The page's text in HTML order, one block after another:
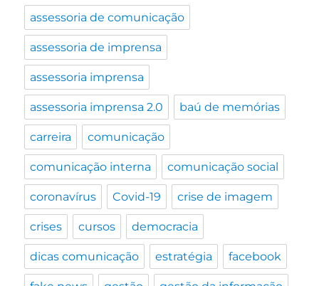
assessoria de comunicação
assessoria de imprensa
assessoria imprensa
assessoria imprensa 2.0 baú de memórias
carreira comunicação
comunicação interna comunicação social
coronavírus Covid-19 crise de imagem
crises cursos democracia
dicas comunicação estratégia facebook